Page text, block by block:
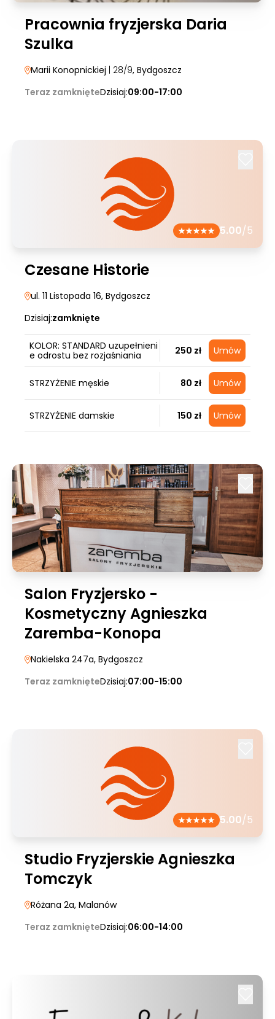
Pracownia fryzjerska Daria
Szulka
Marii Konopnickiej | 28/9, Bydgoszcz
Teraz zamknięteDzisiaj:09:00-17:00
5.00/5
Czesane Historie
ul. 11 Listopada 16, Bydgoszcz
Dzisiaj:zamknięte
KOLOR: STANDARD uzupełnieni
e odrostu bez rozjaśniania
250 zł Umów
STRZYŻENIE męskie 80 zł Umów
STRZYŻENIE damskie 150 zł Umów
Salon Fryzjersko -
Kosmetyczny Agnieszka
Zaremba-Konopa
Nakielska 247a, Bydgoszcz
Teraz zamknięteDzisiaj:07:00-15:00
5.00/5
Studio Fryzjerskie Agnieszka
Tomczyk
Różana 2a, Malanów
Teraz zamknięteDzisiaj:06:00-14:00